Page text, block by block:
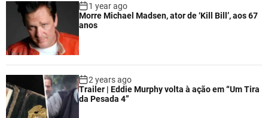
1 year ago
Morre Michael Madsen, ator de ‘Kill Bill’, aos 67
anos
2 years ago
Trailer | Eddie Murphy volta à ação em “Um Tira
da Pesada 4”